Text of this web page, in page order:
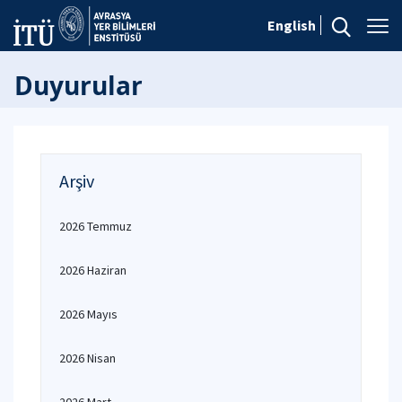
English
Duyurular
Arşiv
2026 Temmuz
2026 Haziran
2026 Mayıs
2026 Nisan